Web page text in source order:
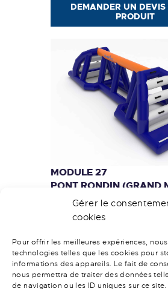
Gérer le
cookies
Pour offrir les meilleures expériences,
technologies telles que les cookies pour
informations des appareils. Le fait de
nous permettra de traiter des données
de navigation ou les ID uniques sur ce
DEMANDER UN DEVIS
PRODUIT
MODULE 27
PONT RONDIN (GRAND
DEMANDER UN DEVIS